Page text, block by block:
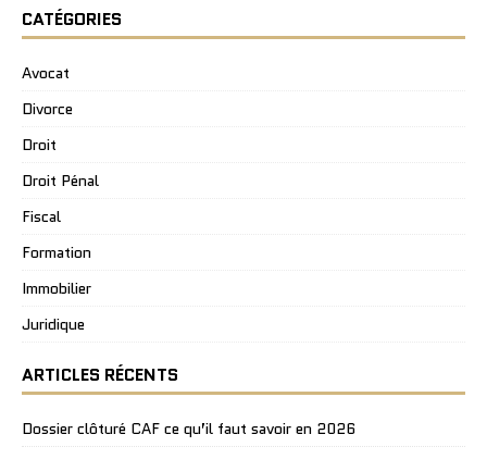
CATÉGORIES
Avocat
Divorce
Droit
Droit Pénal
Fiscal
Formation
Immobilier
Juridique
ARTICLES RÉCENTS
Dossier clôturé CAF ce qu’il faut savoir en 2026